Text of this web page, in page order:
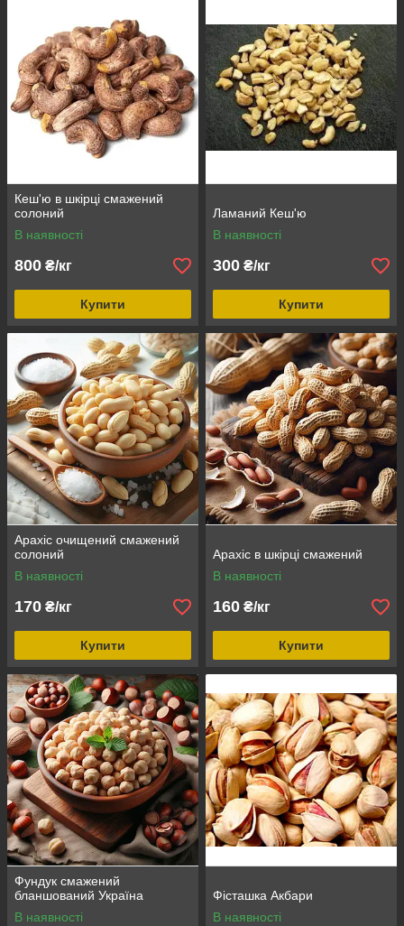
Кеш'ю в шкірці смажений
солоний
В наявності
800 ₴/кг
Купити
Ламаний Кеш'ю
В наявності
300 ₴/кг
Купити
Арахіс очищений смажений
солоний
В наявності
170 ₴/кг
Купити
Арахіс в шкірці смажений
В наявності
160 ₴/кг
Купити
Фундук смажений
бланшований Україна
В наявності
Фісташка Акбари
В наявності